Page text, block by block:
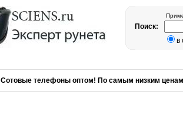
Поиск:
в
Сотовые телефоны оптом! По самым низким